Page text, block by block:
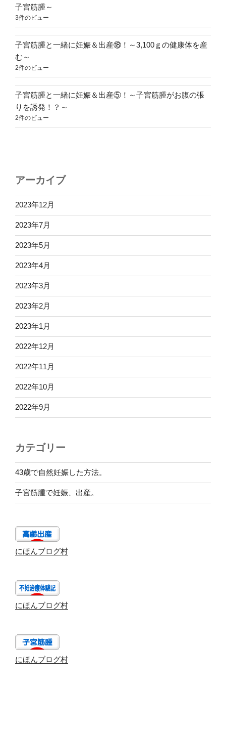
子宮筋腫～
3件のビュー
子宮筋腫と一緒に妊娠＆出産⑱！～3,100ｇの健康体を産
む～
2件のビュー
子宮筋腫と一緒に妊娠＆出産⑤！～子宮筋腫がお腹の張
りを誘発！？～
2件のビュー
アーカイブ
2023年12月
2023年7月
2023年5月
2023年4月
2023年3月
2023年2月
2023年1月
2022年12月
2022年11月
2022年10月
2022年9月
カテゴリー
43歳で自然妊娠した方法。
子宮筋腫で妊娠、出産。
にほんブログ村
にほんブログ村
にほんブログ村